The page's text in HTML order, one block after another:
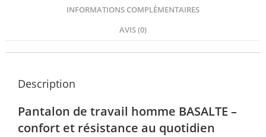
INFORMATIONS COMPLÉMENTAIRES
AVIS (0)
Description
Pantalon de travail homme BASALTE –
confort et résistance au quotidien